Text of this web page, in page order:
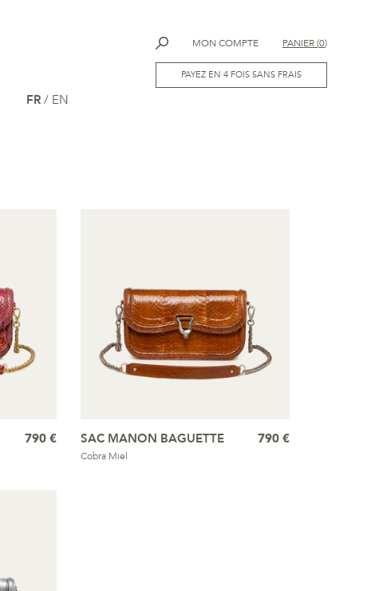
MON COMPTE PANIER(0)
PAYEZ EN 4 FOIS SANS FRAIS
FR / EN
790 € SAC MANON BAGUETTE
Cobra Miel
790 €